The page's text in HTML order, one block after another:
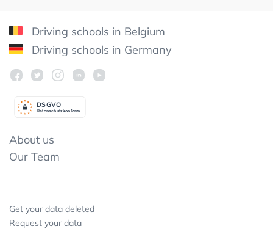
Driving schools in Belgium
Driving schools in Germany
Datenschutzkonform
DSGVO
About us
Our Team
Get your data deleted
Request your data